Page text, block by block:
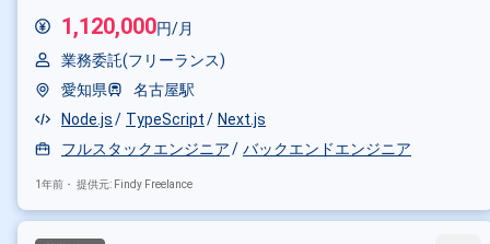
1,120,000円/月
業務委託(フリーランス)
愛知県
名古屋駅
Node.js
TypeScript
Next.js
フルスタックエンジニア
バックエンドエンジニア
1年前・ 提供元: Findy Freelance
TypeScript React